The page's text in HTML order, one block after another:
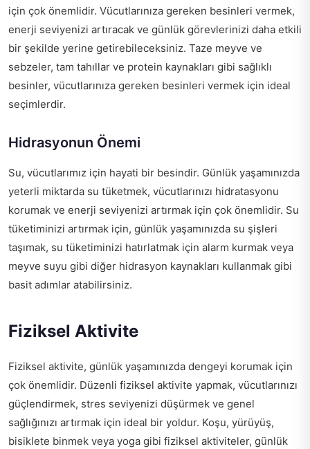
için çok önemlidir. Vücutlarınıza gereken besinleri vermek,
enerji seviyenizi artıracak ve günlük görevlerinizi daha etkili
bir şekilde yerine getirebileceksiniz. Taze meyve ve
sebzeler, tam tahıllar ve protein kaynakları gibi sağlıklı
besinler, vücutlarınıza gereken besinleri vermek için ideal
seçimlerdir.
Hidrasyonun Önemi
Su, vücutlarımız için hayati bir besindir. Günlük yaşamınızda
yeterli miktarda su tüketmek, vücutlarınızı hidratasyonu
korumak ve enerji seviyenizi artırmak için çok önemlidir. Su
tüketiminizi artırmak için, günlük yaşamınızda su şişleri
taşımak, su tüketiminizi hatırlatmak için alarm kurmak veya
meyve suyu gibi diğer hidrasyon kaynakları kullanmak gibi
basit adımlar atabilirsiniz.
Fiziksel Aktivite
Fiziksel aktivite, günlük yaşamınızda dengeyi korumak için
çok önemlidir. Düzenli fiziksel aktivite yapmak, vücutlarınızı
güçlendirmek, stres seviyenizi düşürmek ve genel
sağlığınızı artırmak için ideal bir yoldur. Koşu, yürüyüş,
bisiklete binmek veya yoga gibi fiziksel aktiviteler, günlük